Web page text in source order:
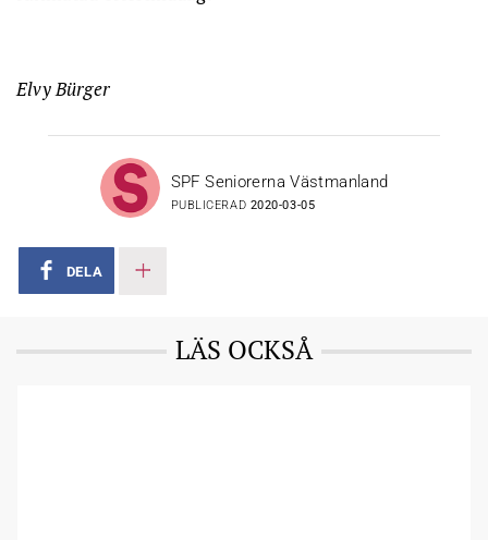
Elvy Bürger
SPF Seniorerna Västmanland
PUBLICERAD 2020-03-05
DELA
LÄS OCKSÅ